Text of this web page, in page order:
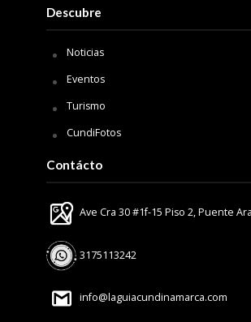
Descubre
Noticias
Eventos
Turismo
CundiFotos
Contácto
Ave Cra 30 #1f-15 Piso 2, Puente
3175113242
info@laguiacundinamarca.com